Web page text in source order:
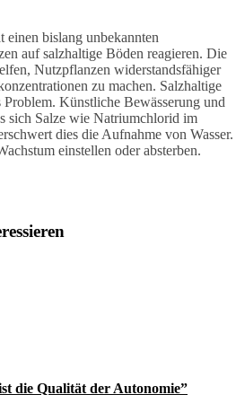
einen bislang unbekannten
auf salzhaltige Böden reagieren. Die
Nutzpflanzen widerstandsfähiger
zu machen. Salzhaltige
Künstliche Bewässerung und
sich Salze wie Natriumchlorid im
dies die Aufnahme von Wasser.
einstellen oder absterben.
die Qualität der Autonomie”